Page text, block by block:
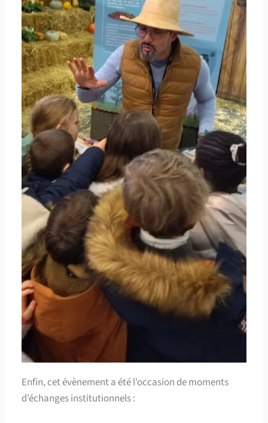
Enfin, cet évènement a été l’occasion de moments
d’échanges institutionnels :